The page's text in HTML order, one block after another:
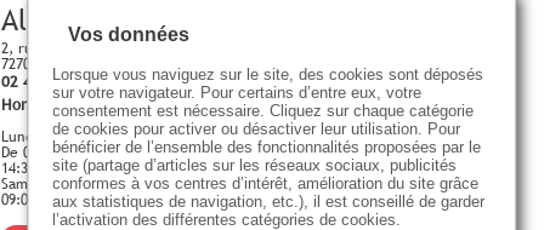
Allonnes
2, rue de la raterie
72700 ALLONNES
02 43 52 63 41
Horaires d'ouverture
Lundi - Vendredi
De 09:00 à 12:00
14:30 - 18:30
Samedi
09:00 - 18:30
Vos données
Lorsque vous naviguez sur le site, des cookies sont déposés
sur votre navigateur. Pour certains d’entre eux, votre
consentement est nécessaire. Cliquez sur chaque catégorie
de cookies pour activer ou désactiver leur utilisation. Pour
bénéficier de l’ensemble des fonctionnalités proposées par le
site (partage d’articles sur les réseaux sociaux, publicités
conformes à vos centres d’intérêt, amélioration du site grâce
aux statistiques de navigation, etc.), il est conseillé de garder
l’activation des différentes catégories de cookies.